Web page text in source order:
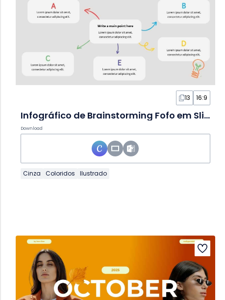
13 16:9
Infográfico de Brainstorming Fofo em Slides
Download
Cinza Coloridos Ilustrado